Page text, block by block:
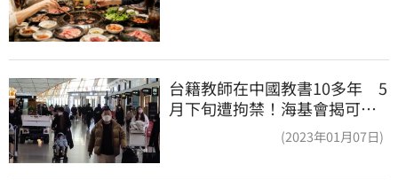
台籍教師在中國教書10多年 5
月下旬遭拘禁！海基會揭可能
(2023年01月07日)